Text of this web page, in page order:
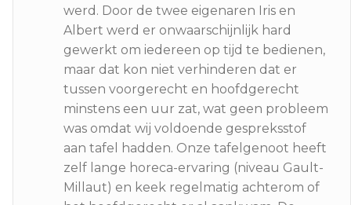
werd. Door de twee eigenaren Iris en
Albert werd er onwaarschijnlijk hard
gewerkt om iedereen op tijd te bedienen,
maar dat kon niet verhinderen dat er
tussen voorgerecht en hoofdgerecht
minstens een uur zat, wat geen probleem
was omdat wij voldoende gespreksstof
aan tafel hadden. Onze tafelgenoot heeft
zelf lange horeca-ervaring (niveau Gault-
Millaut) en keek regelmatig achterom of